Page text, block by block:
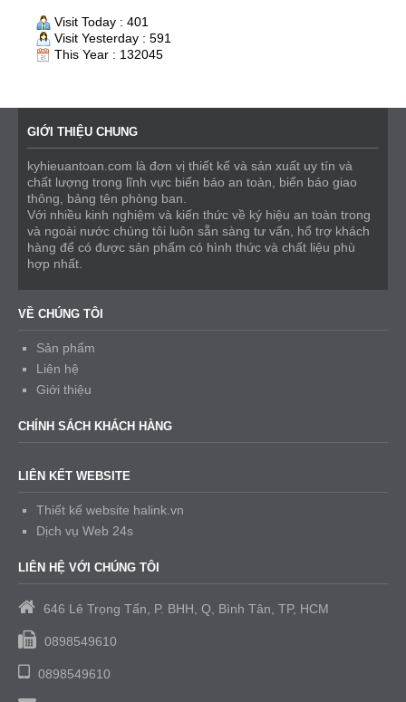
Visit Today : 401
Visit Yesterday : 591
This Year : 132045
GIỚI THIỆU CHUNG
kyhieuantoan.com là đơn vị thiết kế và sản xuất uy tín và
chất lượng trong lĩnh vực biển báo an toàn, biển báo giao
thông, bảng tên phòng ban.
Với nhiều kinh nghiệm và kiến thức về ký hiệu an toàn trong
và ngoài nước chúng tôi luôn sẵn sàng tư vấn, hổ trợ khách
hàng để có được sản phẩm có hình thức và chất liệu phù
hợp nhất.
VỀ CHÚNG TÔI
Sản phẩm
Liên hệ
Giới thiệu
CHÍNH SÁCH KHÁCH HÀNG
LIÊN KẾT WEBSITE
Thiết kế website halink.vn
Dịch vụ Web 24s
LIÊN HỆ VỚI CHÚNG TÔI
646 Lê Trọng Tấn, P. BHH, Q, Bình Tân, TP, HCM
0898549610
0898549610